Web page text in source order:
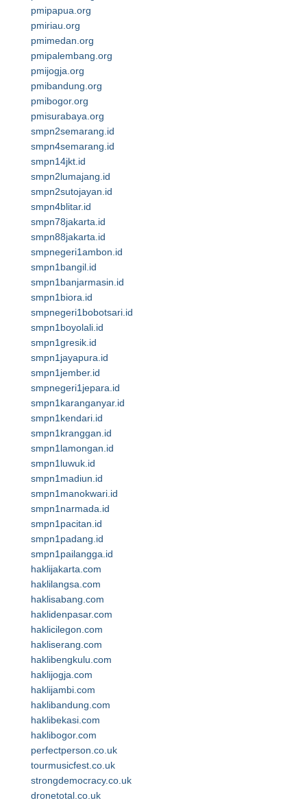
pmipapua.org
pmiriau.org
pmimedan.org
pmipalembang.org
pmijogja.org
pmibandung.org
pmibogor.org
pmisurabaya.org
smpn2semarang.id
smpn4semarang.id
smpn14jkt.id
smpn2lumajang.id
smpn2sutojayan.id
smpn4blitar.id
smpn78jakarta.id
smpn88jakarta.id
smpnegeri1ambon.id
smpn1bangil.id
smpn1banjarmasin.id
smpn1biora.id
smpnegeri1bobotsari.id
smpn1boyolali.id
smpn1gresik.id
smpn1jayapura.id
smpn1jember.id
smpnegeri1jepara.id
smpn1karanganyar.id
smpn1kendari.id
smpn1kranggan.id
smpn1lamongan.id
smpn1luwuk.id
smpn1madiun.id
smpn1manokwari.id
smpn1narmada.id
smpn1pacitan.id
smpn1padang.id
smpn1pailangga.id
haklijakarta.com
haklilangsa.com
haklisabang.com
haklidenpasar.com
haklicilegon.com
hakliserang.com
haklibengkulu.com
haklijogja.com
haklijambi.com
haklibandung.com
haklibekasi.com
haklibogor.com
perfectperson.co.uk
tourmusicfest.co.uk
strongdemocracy.co.uk
dronetotal.co.uk